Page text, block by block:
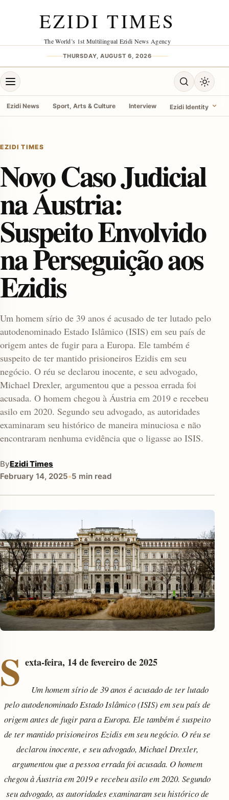
EZIDI TIMES
The World’s 1st Multilingual Ezidi News Agency
THURSDAY, AUGUST 6, 2026
Open menu Open search
Toggle
Ezidi News Sport, Arts & Culture Interview Ezidi Identity
EZIDI TIMES
Novo Caso Judicial
na Áustria:
Suspeito Envolvido
na Perseguição aos
Ezidis
Um homem sírio de 39 anos é acusado de ter lutado pelo
autodenominado Estado Islâmico (ISIS) em seu país de
origem antes de fugir para a Europa. Ele também é
suspeito de ter mantido prisioneiros Ezidis em seu
negócio. O réu se declarou inocente, e seu advogado,
Michael Drexler, argumentou que a pessoa errada foi
acusada. O homem chegou à Áustria em 2019 e recebeu
asilo em 2020. Segundo seu advogado, as autoridades
examinaram seu histórico de maneira minuciosa e não
encontraram nenhuma evidência que o ligasse ao ISIS.
ByEzidi Times
February 14, 2025•5 min read
S exta-feira, 14 de fevereiro de 2025
Um homem sírio de 39 anos é acusado de ter lutado
pelo autodenominado Estado Islâmico (ISIS) em seu país de
origem antes de fugir para a Europa. Ele também é suspeito
de ter mantido prisioneiros Ezidis em seu negócio. O réu se
declarou inocente, e seu advogado, Michael Drexler,
argumentou que a pessoa errada foi acusada. O homem
chegou à Áustria em 2019 e recebeu asilo em 2020. Segundo
seu advogado, as autoridades examinaram seu histórico de